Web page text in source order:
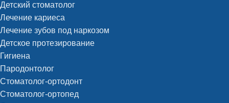
Детский стоматолог
Лечение кариеса
Лечение зубов под наркозом
Детское протезирование
Гигиена
Пародонтолог
Стоматолог-ортодонт
Стоматолог-ортопед